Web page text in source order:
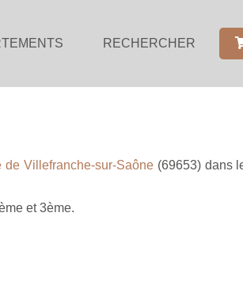
RECHERCHER
de Villefranche-sur-Saône(69653) dans
et 3ème.